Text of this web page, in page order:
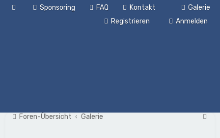
Galerie
Sponsoring FAQ
Kontakt
Anmelden
Registrieren
Foren-Übersicht Galerie